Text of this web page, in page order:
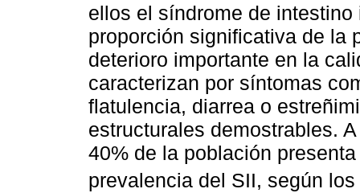
ellos el síndrome de
proporción significativa de la
deterioro importante en la
caracterizan por síntomas
flatulencia, diarrea o
estructurales demostrables.
40% de la población
prevalencia del SII, según